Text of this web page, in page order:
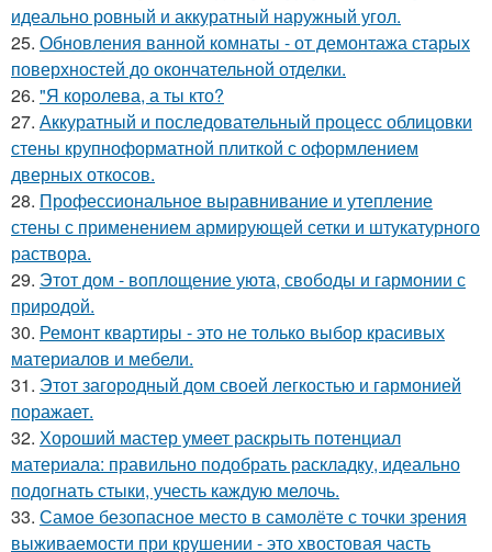
идеально ровный и аккуратный наружный угол.
25. Обновления ванной комнаты - от демонтажа старых
поверхностей до окончательной отделки.
26. "Я королева, а ты кто?
27. Аккуратный и последовательный процесс облицовки
стены крупноформатной плиткой с оформлением
дверных откосов.
28. Профессиональное выравнивание и утепление
стены с применением армирующей сетки и штукатурного
раствора.
29. Этот дом - воплощение уюта, свободы и гармонии с
природой.
30. Ремонт квартиры - это не только выбор красивых
материалов и мебели.
31. Этот загородный дом своей легкостью и гармонией
поражает.
32. Хороший мастер умеет раскрыть потенциал
материала: правильно подобрать раскладку, идеально
подогнать стыки, учесть каждую мелочь.
33. Самое безопасное место в самолёте с точки зрения
выживаемости при крушении - это хвостовая часть